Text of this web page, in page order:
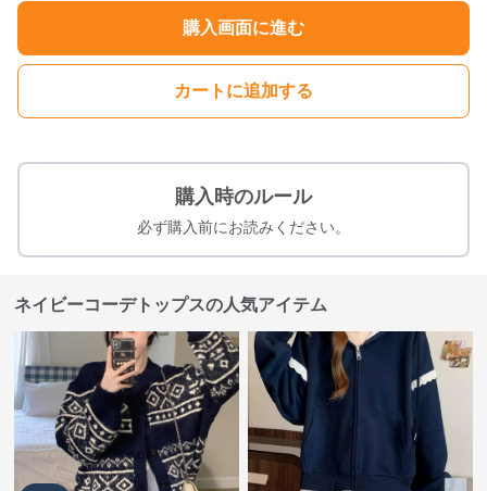
購入画面に進む
カートに追加する
購入時のルール
必ず購入前にお読みください。
ネイビーコーデトップスの人気アイテム